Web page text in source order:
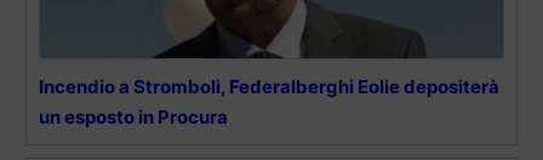
Incendio a Stromboli, Federalberghi Eolie depositerà
un esposto in Procura